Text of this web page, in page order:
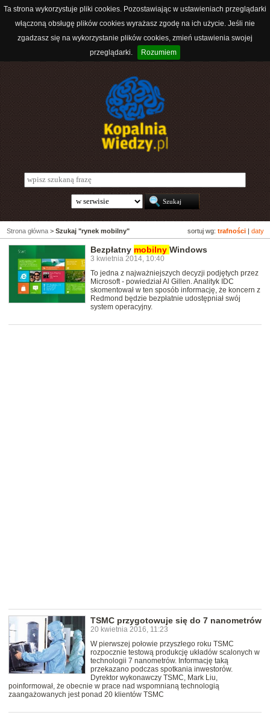
Ta strona wykorzystuje pliki cookies. Pozostawiając w ustawieniach przeglądarki
włączoną obsługę plików cookies wyrażasz zgodę na ich użycie. Jeśli nie
zgadzasz się na wykorzystanie plików cookies, zmień ustawienia swojej
przeglądarki.
Rozumiem
sortuj wg: trafności daty
Strona główna > Szukaj "rynek mobilny"
Bezpłatny mobilny Windows
3 kwietnia 2014, 10:40
To jedna z najważniejszych decyzji podjętych przez
Microsoft - powiedział Al Gillen. Analityk IDC
skomentował w ten sposób informację, że koncern z
Redmond będzie bezpłatnie udostępniał swój
system operacyjny.
TSMC przygotowuje się do 7 nanometrów
20 kwietnia 2016, 11:23
W pierwszej połowie przyszłego roku TSMC
rozpocznie testową produkcję układów scalonych w
technologii 7 nanometrów. Informację taką
przekazano podczas spotkania inwestorów.
Dyrektor wykonawczy TSMC, Mark Liu,
poinformował, że obecnie w prace nad wspomnianą technologią
zaangażowanych jest ponad 20 klientów TSMC